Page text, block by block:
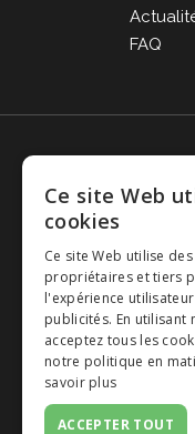
FAQ
Ce site Web
cookies
Ce site Web utilise
propriétaires et tiers
l'expérience
publicités. En utilisant
acceptez tous les
notre politique en
savoir plus
ACCEPTER TOUT